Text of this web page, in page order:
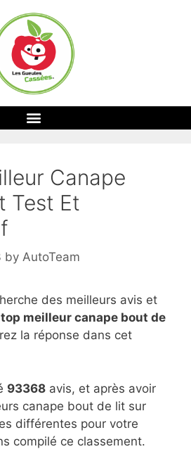
Canape
Test Et
by AutoTeam
des meilleurs avis et
top meilleur canape bout de
la réponse dans cet
93368 avis, et après avoir
canape bout de lit sur
différentes pour votre
compilé ce classement.